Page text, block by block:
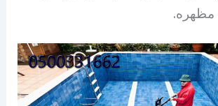
مظهره.